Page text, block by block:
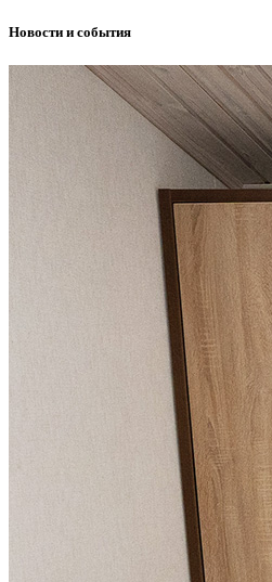
Новости и события